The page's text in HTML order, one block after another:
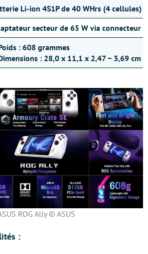
Li-ion 4S1P de 40 WHrs (4 cellules)
secteur de 65 W via connecteur
: 608 grammes
: 28,0 x 11,1 x 2,47 ~ 3,69 cm
ROG Ally © ASUS
: